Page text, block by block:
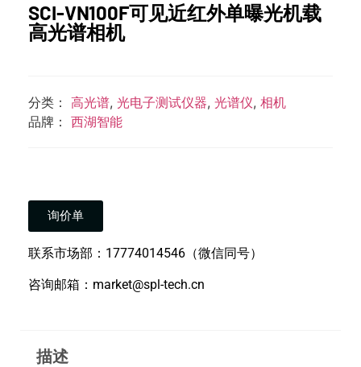
SCI-VN100F可见近红外单曝光机载
高光谱相机
分类： 高光谱, 光电子测试仪器, 光谱仪, 相机
品牌： 西湖智能
询价单
联系市场部：17774014546（微信同号）
咨询邮箱：market@spl-tech.cn
描述